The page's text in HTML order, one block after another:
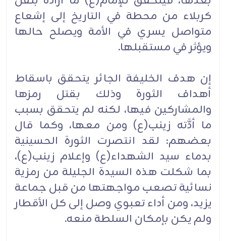
كربلاء من محطة في التاريخ إلى إشعاع
متواصل يسري في الأمة ويصلح حالها
ويؤثر في مستقبلها.
إن هدف الخليفة الجائر يتحقق باسقاط
أهداف الثورة وذلك بقتل رمزها
والمشاركين فيها، لكنه لم يتحقق بسبب
ما أدَّته زينب(ع) ومن معها، وكما قال
بعضهم: لقد انتصرت الثورة الحسينية
بدماء سيد الشهداء(ع) وإعلام زينب(ع)،
بما شكلت هذه السيدة الجليلة من رمزية
نسائية تصعب مواجهتها من قبل جماعة
يزيد، ومن أداء تعبوي وصل إلى كل الأقطار
ولم يكن بإمكان السلطة منعه.